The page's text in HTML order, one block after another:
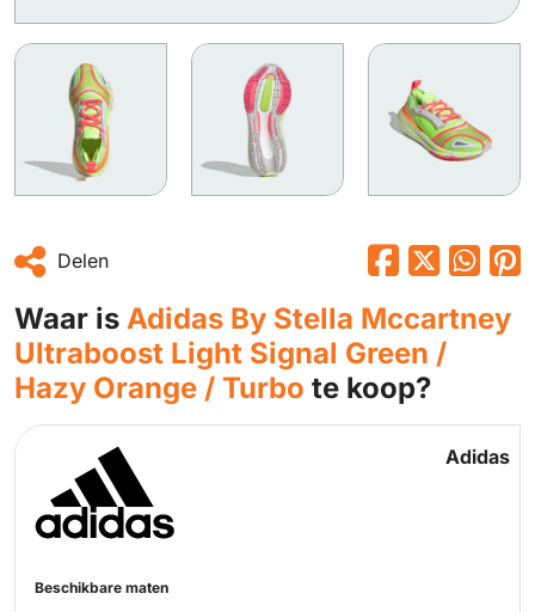
Delen
Waar is Adidas By Stella Mccartney
Ultraboost Light Signal Green /
Hazy Orange / Turbo te koop?
Adidas
Beschikbare maten